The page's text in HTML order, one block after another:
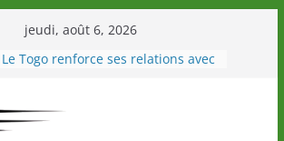
jeudi, août 6, 2026
Le Togo renforce ses relations avec
Éléphants en Côte d’Ivoire
LOTO DETENTE”, un nouveau tirage